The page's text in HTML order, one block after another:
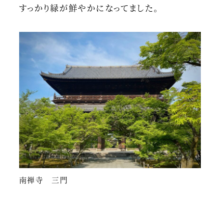
すっかり緑が鮮やかになってました。
南禅寺 三門